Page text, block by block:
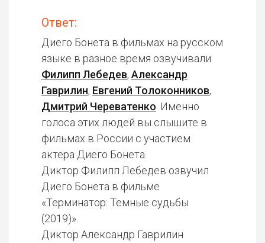
Ответ:
Диего Бонета в фильмах на русском
языке в разное время озвучивали
Филипп Лебедев, Александр
Гаврилин, Евгений Толоконников,
Дмитрий Череватенко . Именно
голоса этих людей вы слышите в
фильмах в России с участием
актера Диего Бонета.
Диктор Филипп Лебедев озвучил
Диего Бонета в фильме
«Терминатор: Темные судьбы
(2019)».
Диктор Александр Гаврилин